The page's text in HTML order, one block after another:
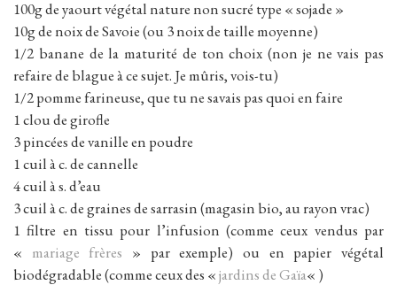
100g de yaourt végétal nature non sucré type « sojade »
10g de noix de Savoie (ou 3 noix de taille moyenne)
1/2 banane de la maturité de ton choix (non je ne vais pas
refaire de blague à ce sujet. Je mûris, vois-tu)
1/2 pomme farineuse, que tu ne savais pas quoi en faire
1 clou de girofle
3 pincées de vanille en poudre
1 cuil à c. de cannelle
4 cuil à s. d’eau
3 cuil à c. de graines de sarrasin (magasin bio, au rayon vrac)
1 filtre en tissu pour l’infusion (comme ceux vendus par
« mariage frères » par exemple) ou en papier végétal
biodégradable (comme ceux des «jardins de Gaïa« )